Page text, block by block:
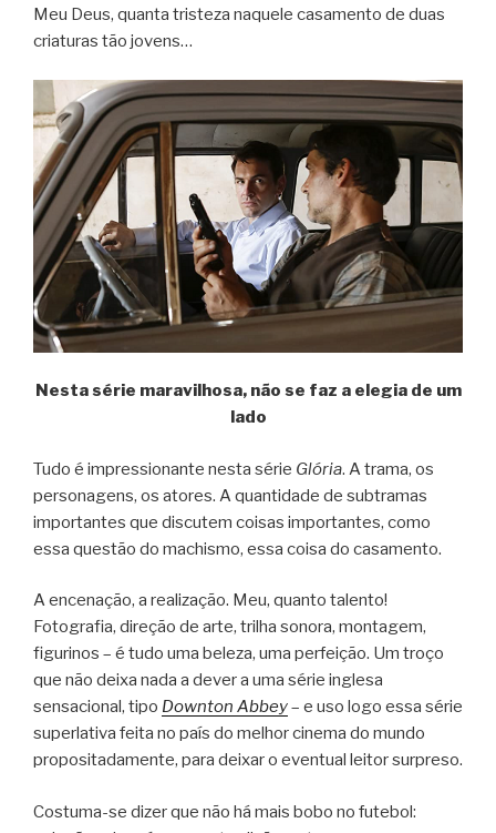
Meu Deus, quanta tristeza naquele casamento de duas
criaturas tão jovens…
Nesta série maravilhosa, não se faz a elegia de um
lado
Tudo é impressionante nesta série Glória. A trama, os
personagens, os atores. A quantidade de subtramas
importantes que discutem coisas importantes, como
essa questão do machismo, essa coisa do casamento.
A encenação, a realização. Meu, quanto talento!
Fotografia, direção de arte, trilha sonora, montagem,
figurinos – é tudo uma beleza, uma perfeição. Um troço
que não deixa nada a dever a uma série inglesa
sensacional, tipo Downton Abbey– e uso logo essa série
superlativa feita no país do melhor cinema do mundo
propositadamente, para deixar o eventual leitor surpreso.
Costuma-se dizer que não há mais bobo no futebol: